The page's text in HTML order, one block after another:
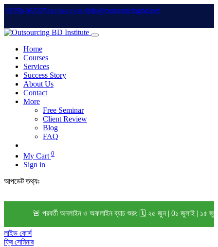
01950-96220701828-015102info@outsourcingbd.net
Home
Courses
Services
Success Story
About Us
Contact
More
Free Seminar
Client Review
Blog
FAQ
My Cart 0
Sign in
আপডেট তথ্যঃ
🚨 পরবর্তী অনলাইন ও অফলাইন ব্যাচ শুরু: 🗓️ ২৫ জুন | 0১ জুলাই | ১৫ জুলাই
লাইভ কোর্স
ফ্রি সেমিনার